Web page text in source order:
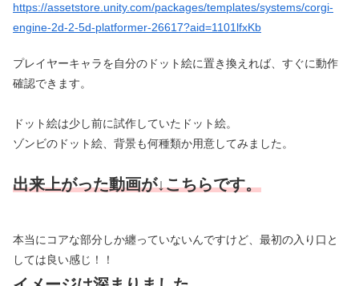
https://assetstore.unity.com/packages/templates/systems/corgi-
engine-2d-2-5d-platformer-26617?aid=1101lfxKb
プレイヤーキャラを自分のドット絵に置き換えれば、すぐに動作
確認できます。
ドット絵は少し前に試作していたドット絵。
ゾンビのドット絵、背景も何種類か用意してみました。
出来上がった動画が↓こちらです。
本当にコアな部分しか纏っていないんですけど、最初の入り口と
しては良い感じ！！